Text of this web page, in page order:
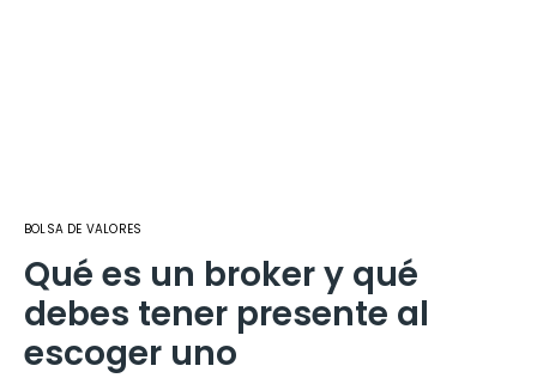
BOLSA DE VALORES
Qué es un broker y qué
debes tener presente al
escoger uno